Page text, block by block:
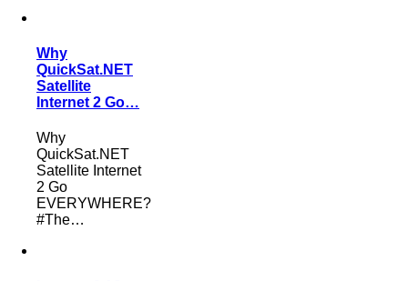
Why
QuickSat.NET
Satellite
Internet 2 Go…
Why
QuickSat.NET
Satellite Internet
2 Go
EVERYWHERE?
#The…